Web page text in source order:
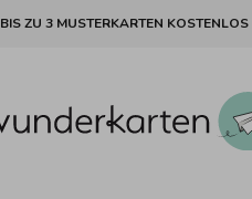
BIS ZU 3 MUSTERKARTEN KOSTENLOS